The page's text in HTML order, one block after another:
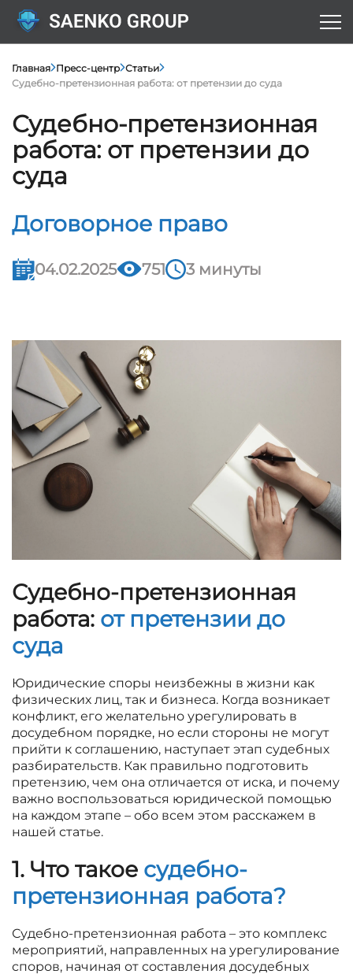
Главная Пресс-центр Статьи
Судебно-претензионная работа: от претензии до суда
Судебно-претензионная
работа: от претензии до
суда
Договорное право
04.02.2025 751 3 минуты
Судебно-претензионная
работа: от претензии до
суда
Юридические споры неизбежны в жизни как
физических лиц, так и бизнеса. Когда возникает
конфликт, его желательно урегулировать в
досудебном порядке, но если стороны не могут
прийти к соглашению, наступает этап судебных
разбирательств. Как правильно подготовить
претензию, чем она отличается от иска, и почему
важно воспользоваться юридической помощью
на каждом этапе – обо всем этом расскажем в
нашей статье.
1. Что такое судебно-
претензионная работа?
Судебно-претензионная работа – это комплекс
мероприятий, направленных на урегулирование
споров, начиная от составления досудебных